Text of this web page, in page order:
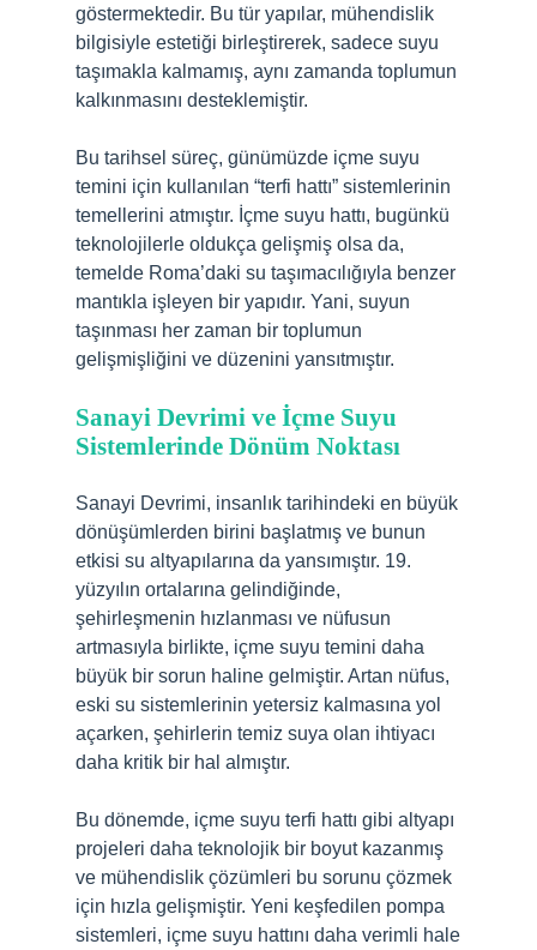
göstermektedir. Bu tür yapılar, mühendislik
bilgisiyle estetiği birleştirerek, sadece suyu
taşımakla kalmamış, aynı zamanda toplumun
kalkınmasını desteklemiştir.
Bu tarihsel süreç, günümüzde içme suyu
temini için kullanılan “terfi hattı” sistemlerinin
temellerini atmıştır. İçme suyu hattı, bugünkü
teknolojilerle oldukça gelişmiş olsa da,
temelde Roma’daki su taşımacılığıyla benzer
mantıkla işleyen bir yapıdır. Yani, suyun
taşınması her zaman bir toplumun
gelişmişliğini ve düzenini yansıtmıştır.
Sanayi Devrimi ve İçme Suyu
Sistemlerinde Dönüm Noktası
Sanayi Devrimi, insanlık tarihindeki en büyük
dönüşümlerden birini başlatmış ve bunun
etkisi su altyapılarına da yansımıştır. 19.
yüzyılın ortalarına gelindiğinde,
şehirleşmenin hızlanması ve nüfusun
artmasıyla birlikte, içme suyu temini daha
büyük bir sorun haline gelmiştir. Artan nüfus,
eski su sistemlerinin yetersiz kalmasına yol
açarken, şehirlerin temiz suya olan ihtiyacı
daha kritik bir hal almıştır.
Bu dönemde, içme suyu terfi hattı gibi altyapı
projeleri daha teknolojik bir boyut kazanmış
ve mühendislik çözümleri bu sorunu çözmek
için hızla gelişmiştir. Yeni keşfedilen pompa
sistemleri, içme suyu hattını daha verimli hale